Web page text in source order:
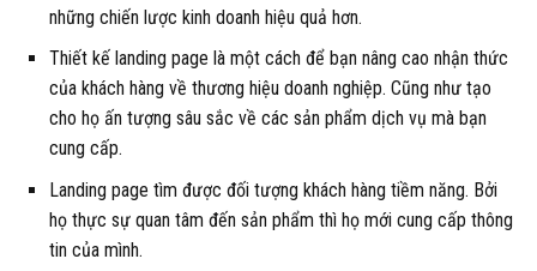
những chiến lược kinh doanh hiệu quả hơn.
Thiết kế landing page là một cách để bạn nâng cao nhận thức
của khách hàng về thương hiệu doanh nghiệp. Cũng như tạo
cho họ ấn tượng sâu sắc về các sản phẩm dịch vụ mà bạn
cung cấp.
Landing page tìm được đối tượng khách hàng tiềm năng. Bởi
họ thực sự quan tâm đến sản phẩm thì họ mới cung cấp thông
tin của mình.